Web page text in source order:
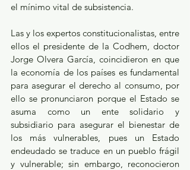
el mínimo vital de subsistencia.
Las y los expertos constitucionalistas, entre
ellos el presidente de la Codhem, doctor
Jorge Olvera García, coincidieron en que
la economía de los países es fundamental
para asegurar el derecho al consumo, por
ello se pronunciaron porque el Estado se
asuma como un ente solidario y
subsidiario para asegurar el bienestar de
los más vulnerables, pues un Estado
endeudado se traduce en un pueblo frágil
y vulnerable; sin embargo, reconocieron